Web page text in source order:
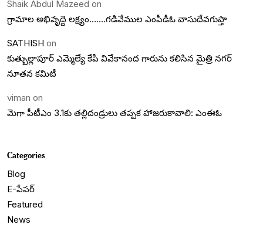
Shaik Abdul Mazeed on
గ్రామాల అభివృద్దె లక్ష్యం…….గడివేముల ఎంపీడీఓ వాసుదేవగుప్తా
SATHISH on
కుత్బుల్లాపూర్ ఎమ్మెల్యే కేపీ వివేకానంద గారును కలిసిన మైత్రి నగర్
నూతన కమిటీ
viman on
మెగా పీటీఎం 3.1కు తల్లిదండ్రులు తప్పక హాజరుకావాలి: ఎంఈఓ
Categories
Blog
E-పేపర్
Featured
News